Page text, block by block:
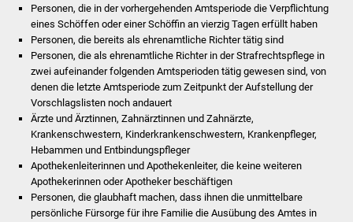
Zehntscheuer
Bürgerhaus
Kulturhalle
Vereine und Parteien
Selbsteintrag Vereine
Beirat Süßener Vereine
Personen, die in der vorhergehenden Amtsperiode die Verpflichtung
eines Schöffen oder einer Schöffin an vierzig Tagen erfüllt haben
Personen, die bereits als ehrenamtliche Richter tätig sind
Personen, die als ehrenamtliche Richter in der Strafrechtspflege in
zwei aufeinander folgenden Amtsperioden tätig gewesen sind, von
denen die letzte Amtsperiode zum Zeitpunkt der Aufstellung der
Vorschlagslisten noch andauert
Ärzte und Ärztinnen, Zahnärztinnen und Zahnärzte,
Krankenschwestern, Kinderkrankenschwestern, Krankenpfleger,
Hebammen und Entbindungspfleger
Apothekenleiterinnen und Apothekenleiter, die keine weiteren
Apothekerinnen oder Apotheker beschäftigen
Personen, die glaubhaft machen, dass ihnen die unmittelbare
persönliche Fürsorge für ihre Familie die Ausübung des Amtes in